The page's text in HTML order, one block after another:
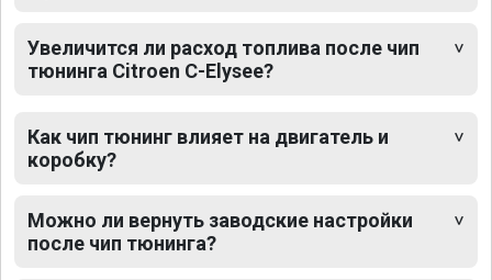
Увеличится ли расход топлива после чип
тюнинга Citroen C-Elysee?
Как чип тюнинг влияет на двигатель и
коробку?
Можно ли вернуть заводские настройки
после чип тюнинга?